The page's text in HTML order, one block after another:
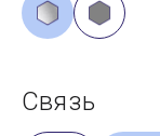
Связь